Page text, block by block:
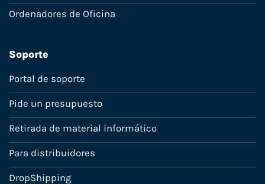
Ordenadores de Oficina
Soporte
Portal de soporte
Pide un presupuesto
Retirada de material informático
Para distribuidores
DropShipping